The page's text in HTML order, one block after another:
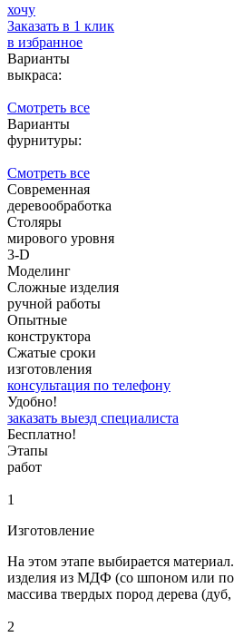
хочу
Заказать в 1 клик
в избранное
Варианты
выкраса:
Смотреть все
Варианты
фурнитуры:
Смотреть все
Современная
деревообработка
Столяры
мирового уровня
3-D
Моделинг
Сложные изделия
ручной работы
Опытные
конструктора
Сжатые сроки
изготовления
консультация по телефону
Удобно!
заказать выезд специалиста
Бесплатно!
Этапы
работ
1
Изготовление
На этом этапе выбирается
изделия из МДФ (со шпоном или
массива твердых пород дерева (дуб,
2